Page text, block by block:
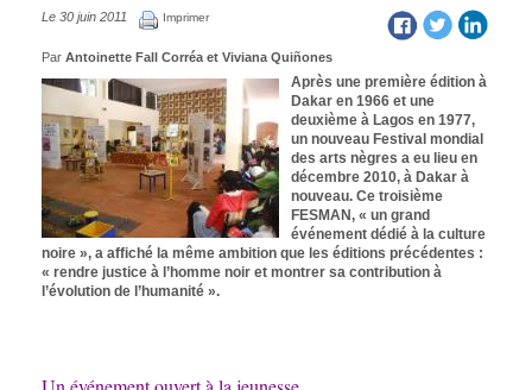
Le 30 juin 2011 Imprimer
Par Antoinette Fall Corréa et Viviana Quiñones
Après une première édition à
Dakar en 1966 et une
deuxième à Lagos en 1977,
un nouveau Festival mondial
des arts nègres a eu lieu en
décembre 2010, à Dakar à
nouveau. Ce troisième
FESMAN, « un grand
événement dédié à la culture
noire », a affiché la même ambition que les éditions précédentes :
« rendre justice à l’homme noir et montrer sa contribution à
l’évolution de l’humanité ».